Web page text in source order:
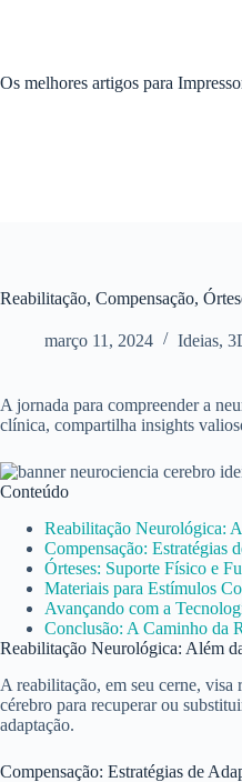
Os melhores artigos para
Reabilitação, Compensação,
março 11, 2024 Ideias,
A jornada para compreender a
clínica, compartilha insights
Conteúdo
Reabilitação Neurológica:
Compensação: Estratégias
Órteses: Suporte Físico e
Materiais para Estímulos
Avançando com a
Conclusão: A Caminho da
Reabilitação Neurológica: Além
A reabilitação, em seu cerne, visa
cérebro para recuperar ou
adaptação.
Compensação: Estratégias de